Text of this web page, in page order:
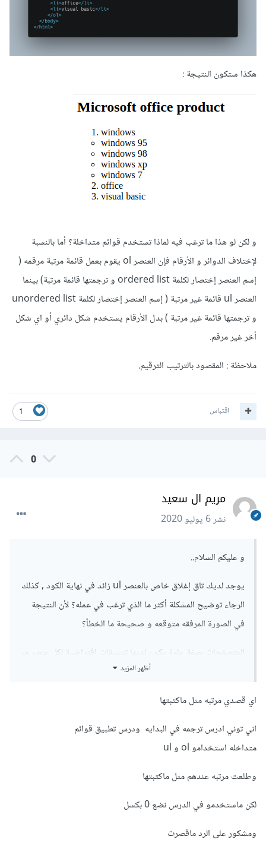
هكذا ستكون النتيجة :
و لكن لو هذا ما ترغب فيه لماذا تستخدم قوائم متداخلة؟ أما بالنسبة
لإختلاف الدوائر و الأرقام فإن العنصر ol يقوم بعمل قائمة مرتبة مرقمه (
إسم العنصر إختصار لكلمة ordered list و ترجمتها قائمة مرتبة) بينما
العنصر ul قائمة غير مرتبة ( إسم العنصر إختصار لكلمة unordered list
و ترجمتها قائمة غير مرتبة ) بدل الأرقام يستخدم شكل دائري أو اي شكل
أخر غير مرقم.
ملاحظة : المقصود بالترتيب الترقيم.
1 اقتباس
0
مريم ال سعيد
نشر6 يوليو 2020
و عليكم السلام..
يوجد لديك تاق إغلاق خاص بالعنصر ul زائد في نهاية الكود , كذلك
الرجاء توضيح المشكلة أكثر ما الذي ترغب في عمله؟ لأن النتيجة
في الصورة المرفقه متوقعه و صحيحة ما الخطأ؟
المتصفحات بصفة عامة يكون لديها تنسيقات إفتراضية لكل عنصر من
بكسل لهذا تظهر لك المسافة الفارغة على يسار القائمة ربما لم تلاحظها
في القائمة الأساسية و لكن تبدو واضحة في القائمة الفرعية و لحل
خاصية padding-inline-start بقيمة صفر بكسل ثم نقوم بتعيين
أظهر المزيد
اي قصدي مرتبه مثل ماكتبتها
اني توني ادرس ترجمه في البدايه ودرس تطبيق قوائم
متداخله استخدامو ol و ul
وطلعت مرتبه عندهم مثل ماكتبتها
لكن ماستخدمو في الدرس نضع 0 بكسل
ومشكور على الرد ماقصرت